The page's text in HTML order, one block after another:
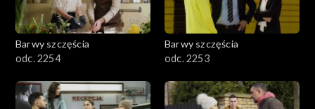
Barwy szczęścia
odc. 2254
Barwy szczęścia
odc. 2253